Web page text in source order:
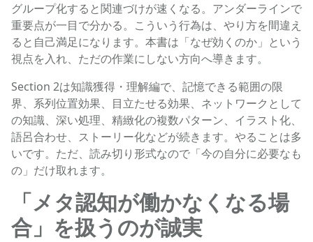
グループ化すると関連づけが速くなる。アンダーラインで
重要点が一目で分かる。こういう行為は、やり方を間違え
ると自己満足になります。本書は「なぜ効くのか」という
視点を入れ、ただの作業にしない方向へ導きます。
Section 2は知識獲得・理解編で、記憶できる範囲の限
界、系列位置効果、目立たせる効果、ネットワークとして
の知識、深い処理、精緻化の複数パターン、イラスト化、
語呂合わせ、ストーリー化などが続きます。やることは多
いです。ただ、読み切り形式なので「今の自分に必要なも
の」だけ取れます。
「メタ認知が働かなくなる場
合」を扱うのが誠実